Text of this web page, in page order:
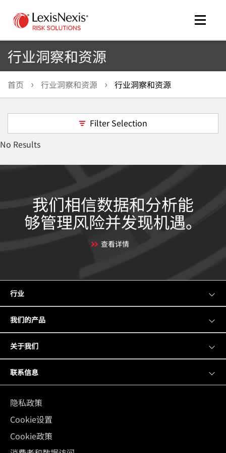
Toggle
行业洞察和资源
首页 行业洞察和资源 行业洞察和资源
Filter Selection
No Results
我们相信数据和分析能
够管理风险并发现机遇。
查看详情
行业
我们的产品
关于我们
联系信息
隐私政策
Cookie设置
Cookie政策